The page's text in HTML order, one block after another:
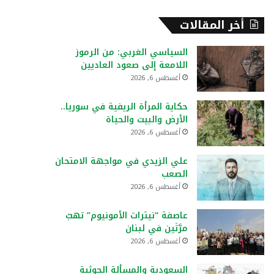
أخر المقالات
السياسي الغربي: من الرموز
اللامعة إلى صعود العاديين
أغسطس 6, 2026
حكاية المرأة الريفية في سوريا..
الأرض والبيت والحياة
أغسطس 6, 2026
علي الزيدي في مواجهة الامتحان
الصعب
أغسطس 6, 2026
عاصفة “نيترات الأمونيوم” تهبّ
مرَّتَين في لبنان
أغسطس 6, 2026
السعودية والمسألة الحوثية